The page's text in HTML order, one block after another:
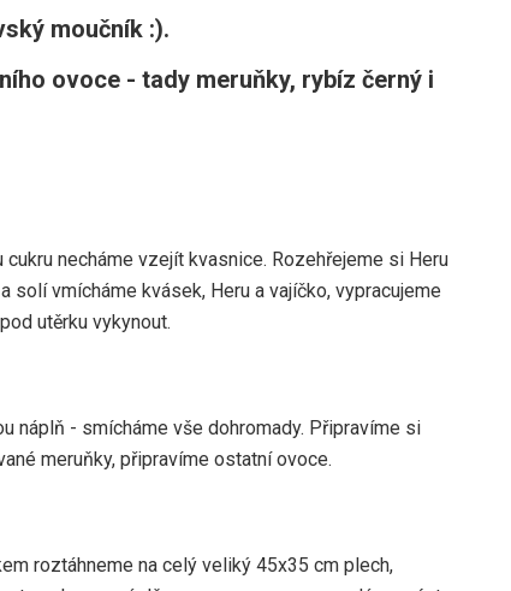
moučník :).
ovoce - tady meruňky, rybíz černý i
necháme vzejít kvasnice. Rozehřejeme si Heru
solí vmícháme kvásek, Heru a vajíčko, vypracujeme
utěrku vykynout.
náplň - smícháme vše dohromady. Připravíme si
meruňky, připravíme ostatní ovoce.
roztáhneme na celý veliký 45x35 cm plech,